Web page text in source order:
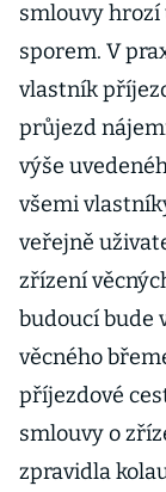
smlouvy
sporem. V
vlastník
průjezd
výše
všemi
veřejně
zřízení
budoucí bude
věcného
příjezdové
smlouvy o
zpravidla